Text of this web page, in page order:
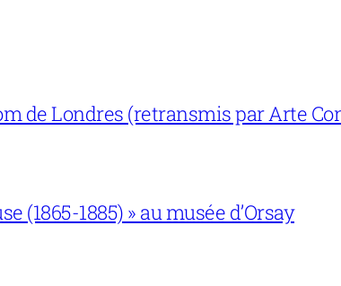
de Londres (retransmis par Arte
(1865-1885) » au musée d’Orsay